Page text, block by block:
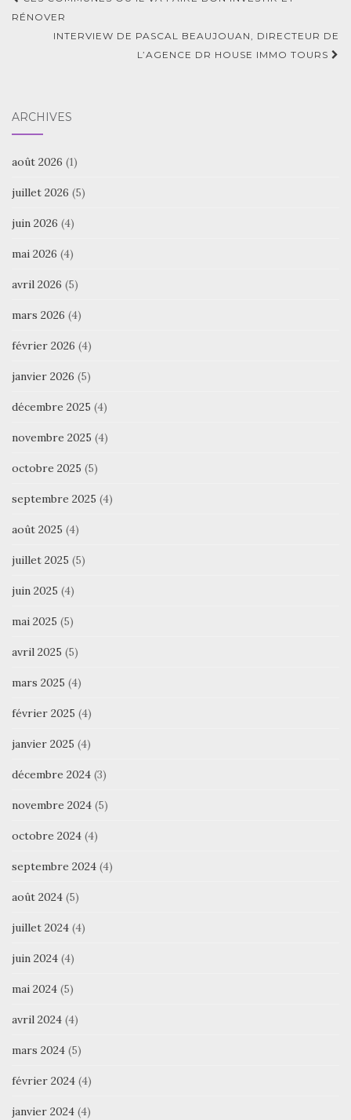
d'article
RÉNOVER
INTERVIEW DE PASCAL BEAUJOUAN, DIRECTEUR DE
L’AGENCE DR HOUSE IMMO TOURS
ARCHIVES
août 2026 (1)
juillet 2026 (5)
juin 2026 (4)
mai 2026 (4)
avril 2026 (5)
mars 2026 (4)
février 2026 (4)
janvier 2026 (5)
décembre 2025 (4)
novembre 2025 (4)
octobre 2025 (5)
septembre 2025 (4)
août 2025 (4)
juillet 2025 (5)
juin 2025 (4)
mai 2025 (5)
avril 2025 (5)
mars 2025 (4)
février 2025 (4)
janvier 2025 (4)
décembre 2024 (3)
novembre 2024 (5)
octobre 2024 (4)
septembre 2024 (4)
août 2024 (5)
juillet 2024 (4)
juin 2024 (4)
mai 2024 (5)
avril 2024 (4)
mars 2024 (5)
février 2024 (4)
janvier 2024 (4)